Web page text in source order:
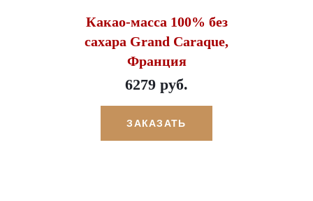
Какао-масса 100% без
сахара Grand Caraque,
Франция
6279 руб.
ЗАКАЗАТЬ